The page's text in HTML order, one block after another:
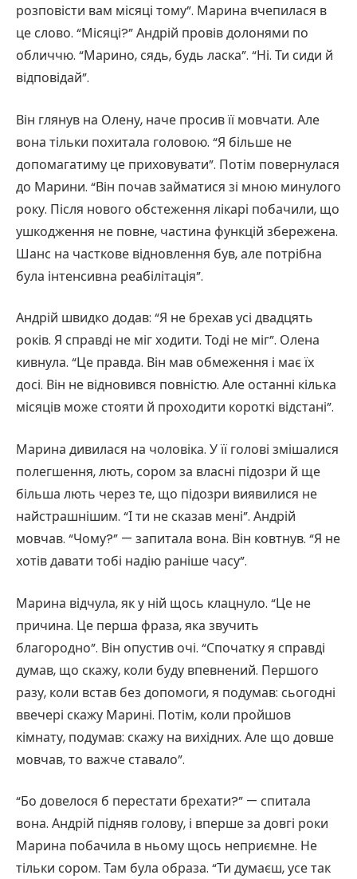
розповісти вам місяці тому”. Марина вчепилася в
це слово. “Місяці?” Андрій провів долонями по
обличчю. “Марино, сядь, будь ласка”. “Ні. Ти сиди й
відповідай”.
Він глянув на Олену, наче просив її мовчати. Але
вона тільки похитала головою. “Я більше не
допомагатиму це приховувати”. Потім повернулася
до Марини. “Він почав займатися зі мною минулого
року. Після нового обстеження лікарі побачили, що
ушкодження не повне, частина функцій збережена.
Шанс на часткове відновлення був, але потрібна
була інтенсивна реабілітація”.
Андрій швидко додав: “Я не брехав усі двадцять
років. Я справді не міг ходити. Тоді не міг”. Олена
кивнула. “Це правда. Він мав обмеження і має їх
досі. Він не відновився повністю. Але останні кілька
місяців може стояти й проходити короткі відстані”.
Марина дивилася на чоловіка. У її голові змішалися
полегшення, лють, сором за власні підозри й ще
більша лють через те, що підозри виявилися не
найстрашнішим. “І ти не сказав мені”. Андрій
мовчав. “Чому?” — запитала вона. Він ковтнув. “Я не
хотів давати тобі надію раніше часу”.
Марина відчула, як у ній щось клацнуло. “Це не
причина. Це перша фраза, яка звучить
благородно”. Він опустив очі. “Спочатку я справді
думав, що скажу, коли буду впевнений. Першого
разу, коли встав без допомоги, я подумав: сьогодні
ввечері скажу Марині. Потім, коли пройшов
кімнату, подумав: скажу на вихідних. Але що довше
мовчав, то важче ставало”.
“Бо довелося б перестати брехати?” — спитала
вона. Андрій підняв голову, і вперше за довгі роки
Марина побачила в ньому щось неприємне. Не
тільки сором. Там була образа. “Ти думаєш, усе так